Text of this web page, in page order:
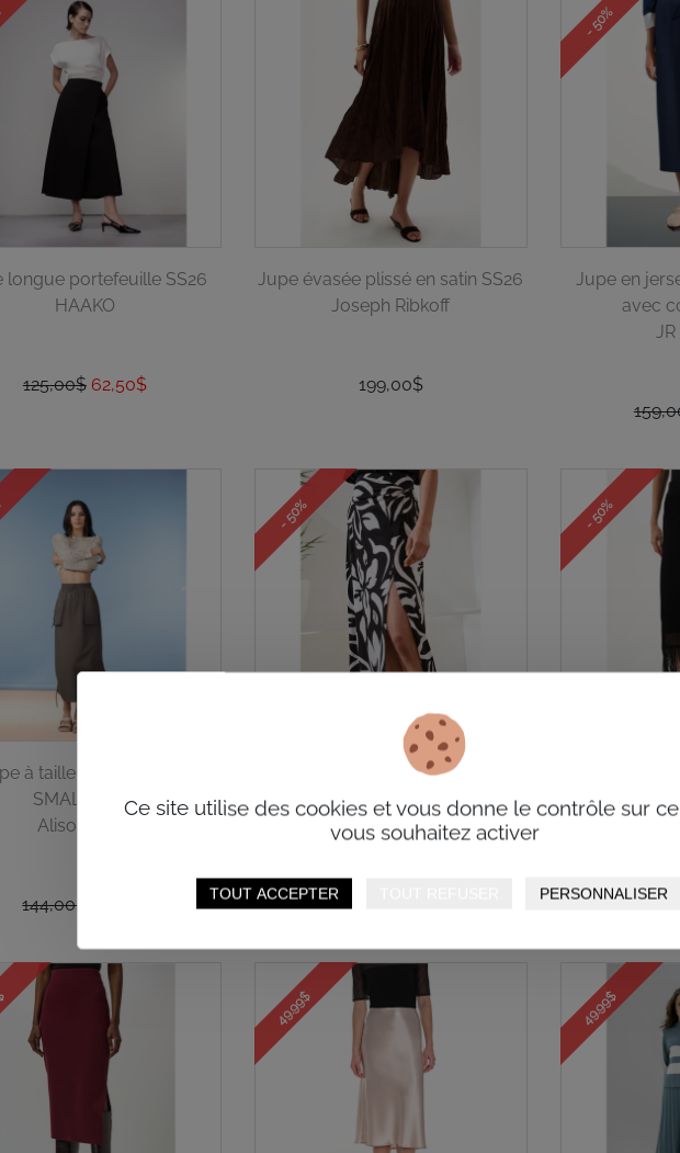
longue portefeuille SS26
HAAKO
125,00$ 62,50$
Jupe évasée plissé en satin SS26
Joseph Ribkoff
199,00$
- 50%
Jupe en
avec
à taille élastique Kaki
SMALL SS26
Alison Sheri
144,00$
- 50%
Jupe à enfiler imprimée SS26
Tribal
88,00$
- 50%
Jupe à
49.99$ 49.99$
Ce site utilise des cookies et vous donne le contrôle sur
vous souhaitez activer
TOUT ACCEPTER PERSONNALISER